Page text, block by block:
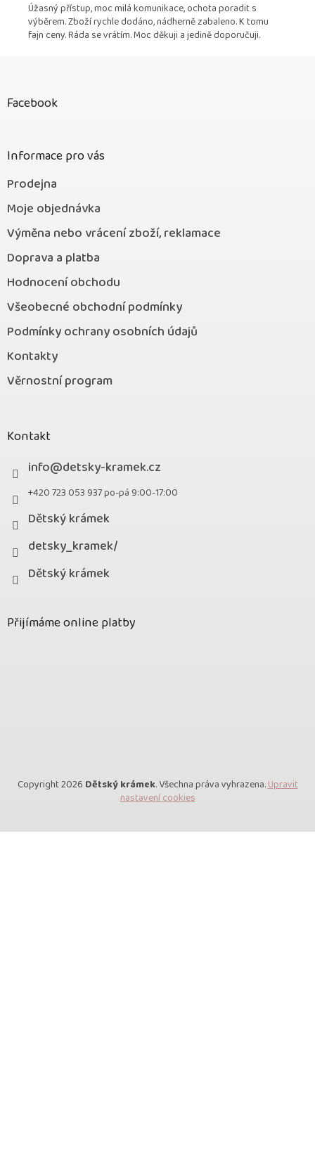
Úžasný přístup, moc milá komunikace, ochota poradit s
výběrem. Zboží rychle dodáno, nádherně zabaleno. K tomu
fajn ceny. Ráda se vrátím. Moc děkuji a jedině doporučuji.
Facebook
Informace pro vás
Prodejna
Moje objednávka
Výměna nebo vrácení zboží, reklamace
Doprava a platba
Hodnocení obchodu
Všeobecné obchodní podmínky
Podmínky ochrany osobních údajů
Kontakty
Věrnostní program
Kontakt
info@detsky-kramek.cz
+420 723 053 937 po-pá 9:00-17:00
Dětský krámek
detsky_kramek/
Dětský krámek
Přijímáme online platby
Copyright 2026 Dětský krámek. Všechna práva vyhrazena.Upravit
nastavení cookies